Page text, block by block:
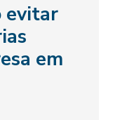
evitar
em